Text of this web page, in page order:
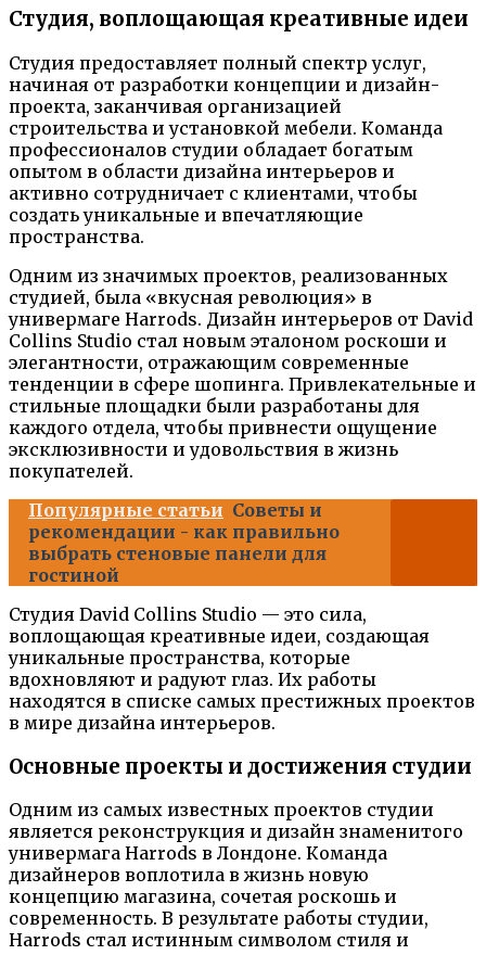
Студия, воплощающая креативные идеи
Студия предоставляет полный спектр услуг,
начиная от разработки концепции и дизайн-
проекта, заканчивая организацией
строительства и установкой мебели. Команда
профессионалов студии обладает богатым
опытом в области дизайна интерьеров и
активно сотрудничает с клиентами, чтобы
создать уникальные и впечатляющие
пространства.
Одним из значимых проектов, реализованных
студией, была «вкусная революция» в
универмаге Harrods. Дизайн интерьеров от David
Collins Studio стал новым эталоном роскоши и
элегантности, отражающим современные
тенденции в сфере шопинга. Привлекательные и
стильные площадки были разработаны для
каждого отдела, чтобы привнести ощущение
эксклюзивности и удовольствия в жизнь
покупателей.
Популярные статьи Советы и
рекомендации - как правильно
выбрать стеновые панели для
гостиной
Студия David Collins Studio — это сила,
воплощающая креативные идеи, создающая
уникальные пространства, которые
вдохновляют и радуют глаз. Их работы
находятся в списке самых престижных проектов
в мире дизайна интерьеров.
Основные проекты и достижения студии
Одним из самых известных проектов студии
является реконструкция и дизайн знаменитого
универмага Harrods в Лондоне. Команда
дизайнеров воплотила в жизнь новую
концепцию магазина, сочетая роскошь и
современность. В результате работы студии,
Harrods стал истинным символом стиля и